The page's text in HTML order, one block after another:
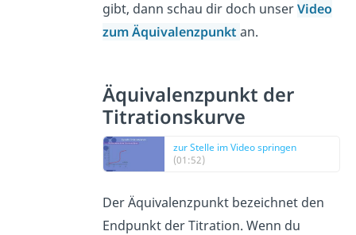
gibt, dann schau dir doch unserVideo
zum Äquivalenzpunktan.
Äquivalenzpunkt der
Titrationskurve
zur Stelle im Video springen
(01:52)
Der Äquivalenzpunkt bezeichnet den
Endpunkt der Titration. Wenn du